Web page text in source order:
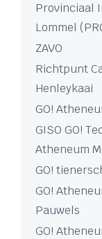
Provinciaal
Lommel
ZAVO
Richtpunt
Henleykaai
GO!
GISO GO!
Atheneum
GO!
GO!
Pauwels
GO!